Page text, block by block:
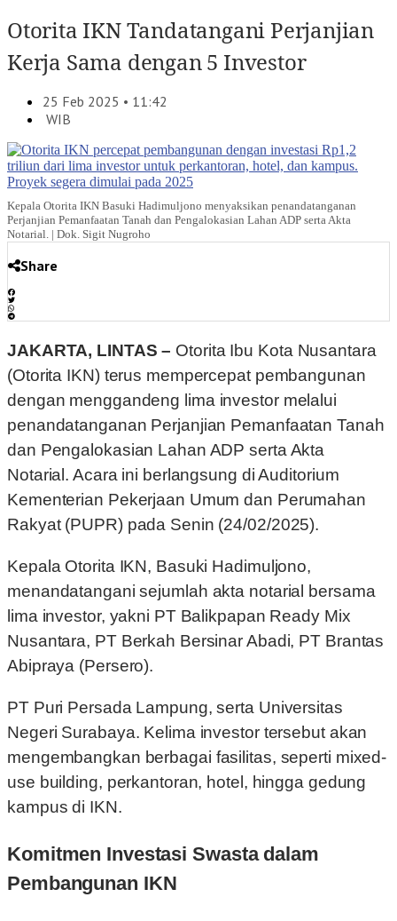
Otorita IKN Tandatangani Perjanjian
Kerja Sama dengan 5 Investor
25 Feb 2025 • 11:42
WIB
Kepala Otorita IKN Basuki Hadimuljono menyaksikan penandatanganan
Perjanjian Pemanfaatan Tanah dan Pengalokasian Lahan ADP serta Akta
Notarial. | Dok. Sigit Nugroho
Share
JAKARTA, LINTAS – Otorita Ibu Kota Nusantara
(Otorita IKN) terus mempercepat pembangunan
dengan menggandeng lima investor melalui
penandatanganan Perjanjian Pemanfaatan Tanah
dan Pengalokasian Lahan ADP serta Akta
Notarial. Acara ini berlangsung di Auditorium
Kementerian Pekerjaan Umum dan Perumahan
Rakyat (PUPR) pada Senin (24/02/2025).
Kepala Otorita IKN, Basuki Hadimuljono,
menandatangani sejumlah akta notarial bersama
lima investor, yakni PT Balikpapan Ready Mix
Nusantara, PT Berkah Bersinar Abadi, PT Brantas
Abipraya (Persero).
PT Puri Persada Lampung, serta Universitas
Negeri Surabaya. Kelima investor tersebut akan
mengembangkan berbagai fasilitas, seperti mixed-
use building, perkantoran, hotel, hingga gedung
kampus di IKN.
Komitmen Investasi Swasta dalam
Pembangunan IKN